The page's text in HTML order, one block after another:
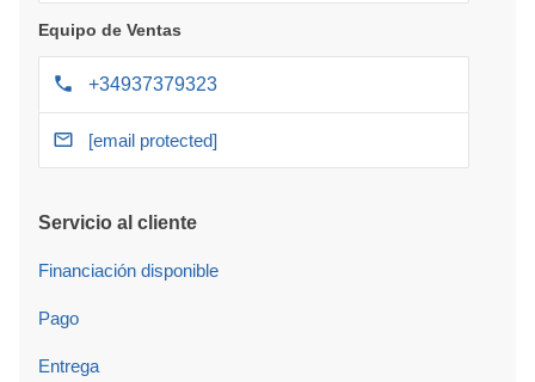
Equipo de Ventas
+34937379323
[email protected]
Servicio al cliente
Financiación disponible
Pago
Entrega